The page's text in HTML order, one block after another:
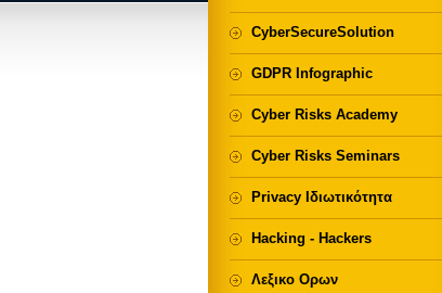
CyberSecureSolution
GDPR Infographic
Cyber Risks Academy
Cyber Risks Seminars
Privacy Ιδιωτικότητα
Hacking - Hackers
Λεξικο Ορων